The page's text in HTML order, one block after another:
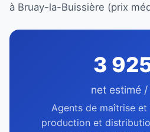
à Bruay-la-Buissière (prix
3
net estimé
Agents de maîtrise et
production et